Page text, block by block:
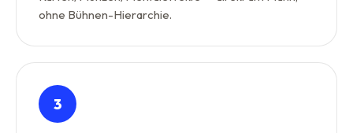
ohne Bühnen-Hierarchie.
3